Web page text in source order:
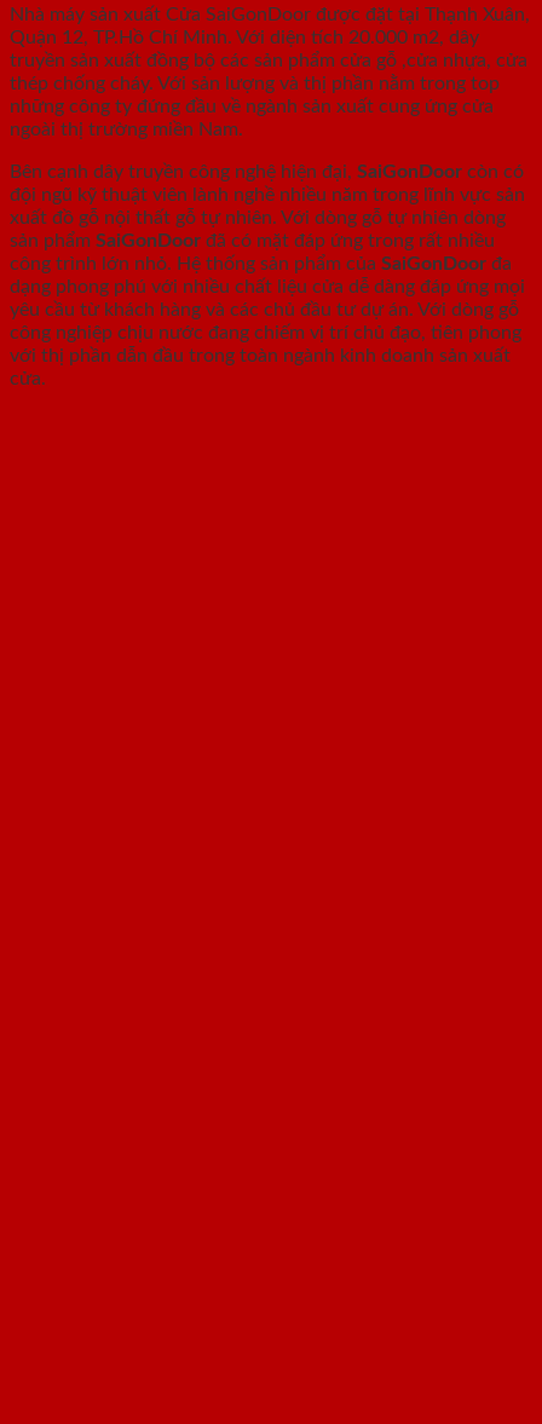
Nhà máy sản xuất Cửa SaiGonDoor được đặt tại Thạnh Xuân,
Quận 12, TP.Hồ Chí Minh. Với diện tích 20.000 m2, dây
truyền sản xuất đồng bộ các sản phẩm cửa gỗ ,cửa nhựa, cửa
thép chống cháy. Với sản lượng và thị phần nằm trong top
những công ty đứng đầu về ngành sản xuất cung ứng cửa
ngoài thị trường miền Nam.
Bên cạnh dây truyền công nghệ hiện đại, SaiGonDoor còn có
đội ngũ kỹ thuật viên lành nghề nhiều năm trong lĩnh vực sản
xuất đồ gỗ nội thất gỗ tự nhiên. Với dòng gỗ tự nhiên dòng
sản phẩm SaiGonDoor đã có mặt đáp ứng trong rất nhiều
công trình lớn nhỏ. Hệ thống sản phẩm của SaiGonDoor đa
dạng phong phú với nhiều chất liệu cửa dễ dàng đáp ứng mọi
yêu cầu từ khách hàng và các chủ đầu tư dự án. Với dòng gỗ
công nghiệp chịu nước đang chiếm vị trí chủ đạo, tiên phong
với thị phần dẫn đầu trong toàn ngành kinh doanh sản xuất
cửa.